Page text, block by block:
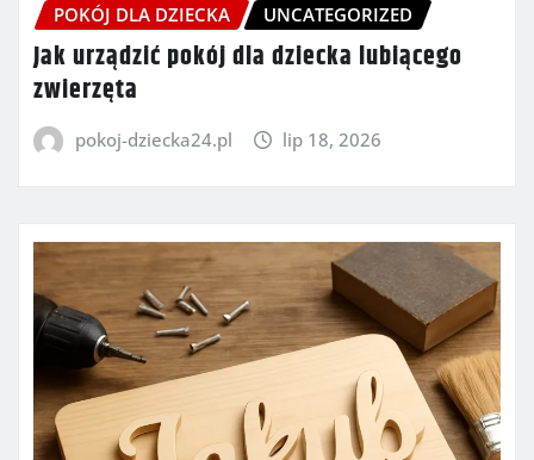
POKÓJ DLA DZIECKA UNCATEGORIZED
Jak urządzić pokój dla dziecka lubiącego
zwierzęta
pokoj-dziecka24.pl lip 18, 2026